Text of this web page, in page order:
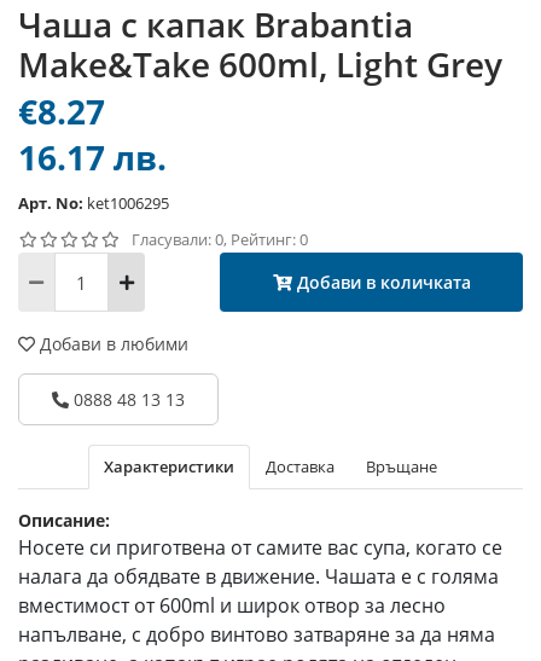
Чаша с капак Brabantia
Make&Take 600ml, Light Grey
€8.27
16.17 лв.
Арт. No: ket1006295
Гласували: 0, Рейтинг: 0
Добави в количката
Добави в любими
0888 48 13 13
Характеристики Доставка Връщане
Описание:
Носете си приготвена от самите вас супа, когато се
налага да обядвате в движение. Чашата е с голяма
вместимост от 600ml и широк отвор за лесно
напълване, с добро винтово затваряне за да няма